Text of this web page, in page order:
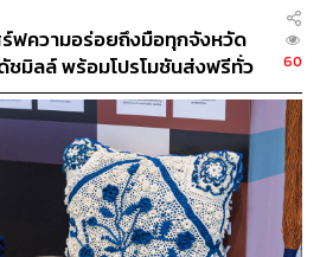
Legacy in everyday
นอกจากวัสดุและฟังก์ชันต่างๆ ใน
ร์ฟความอร่อยถึงมือทุกจังหวัด
ชมิลล์ พร้อมโปรโมชันส่งฟรีทั่ว
ง ได้ของวันถัดไป ส่งสินค้าแบบ
60